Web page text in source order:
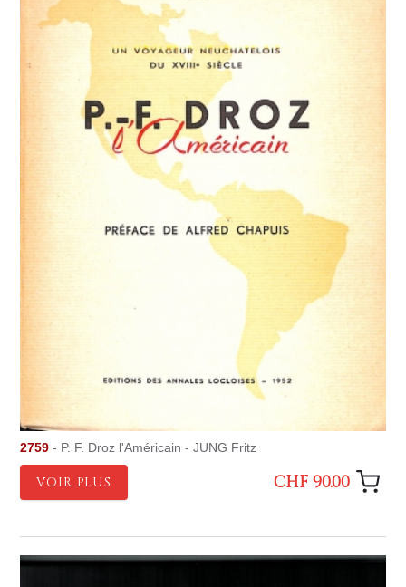
2759 - P. F. Droz l'Américain - JUNG Fritz
VOIR PLUS CHF 90.00